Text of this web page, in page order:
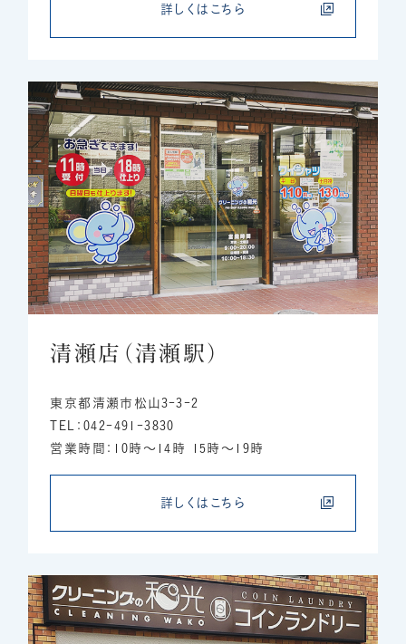
詳しくはこちら
清瀬店（清瀬駅）
東京都清瀬市松山3-3-2
TEL：042-491-3830
営業時間：10時～14時 15時～19時
詳しくはこちら